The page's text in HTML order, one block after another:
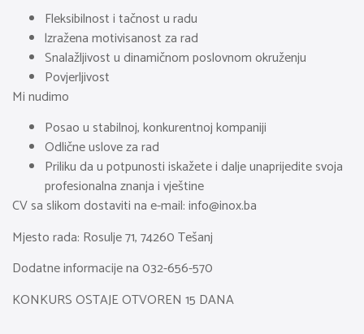
Fleksibilnost i tačnost u radu
lzražena motivisanost za rad
Snalažljivost u dinamičnom poslovnom okruženju
Povjerljivost
Mi nudimo
Posao u stabilnoj, konkurentnoj kompaniji
Odlične uslove za rad
Priliku da u potpunosti iskažete i dalje unaprijedite svoja
profesionalna znanja i vještine
CV sa slikom dostaviti na e-mail:info@inox.ba
Mjesto rada: Rosulje 71, 74260 Tešanj
Dodatne informacije na 032-656-570
KONKURS OSTAJE OTVOREN 15 DANA